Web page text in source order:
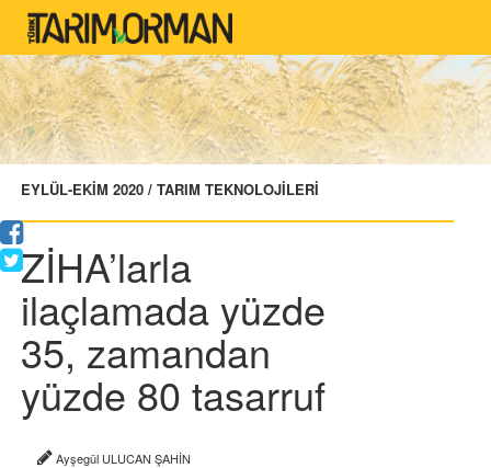
EYLÜL-EKİM 2020 / TARIM TEKNOLOJİLERİ
ZİHA’larla
ilaçlamada yüzde
35, zamandan
yüzde 80 tasarruf
Ayşegül ULUCAN ŞAHİN